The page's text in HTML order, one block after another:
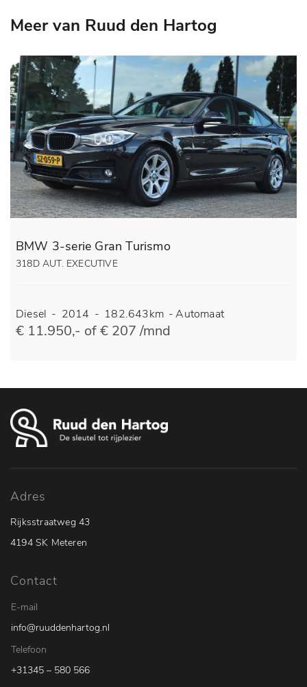
Meer van Ruud den Hartog
BMW 3-serie Gran Turismo
318D AUT. EXECUTIVE
Diesel - 2014 - 182.643km - Automaat
€ 11.950,- of € 207 /mnd
Adres
Rijksstraatweg 43
4194 SK Meteren
Contact
E-mail
info@ruuddenhartog.nl
Telefoon
+31345 – 580 566